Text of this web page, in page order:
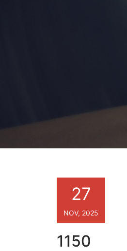
1150
27
NOV, 2025